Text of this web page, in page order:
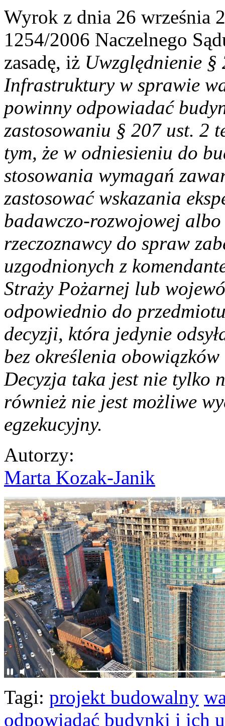
Wyrok z dnia 26 września
1254/2006 Naczelnego
zasadę, iż Uwzględnienie
Infrastruktury w sprawie
powinny odpowiadać
zastosowaniu § 207 ust. 2
tym, że w odniesieniu do
stosowania wymagań
zastosować wskazania
badawczo-rozwojowej
rzeczoznawcy do spraw
uzgodnionych z
Straży Pożarnej lub
odpowiednio do
decyzji, która jedynie
bez określenia
Decyzja taka jest nie tylko
również nie jest możliwe
egzekucyjny.
Autorzy:
Marta Kozak-Janik
Tagi: projekt budowalny
odpowiadać budynki i ich